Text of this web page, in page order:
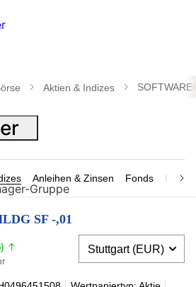
Aktien & Indizes
Anleihen & Zinsen Fonds
SF -,01
Gruppe